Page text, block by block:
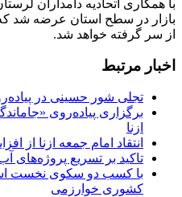
بازار در سطح استان عرضه شد
از سر گرفته خواهد شد.
اخبار مرتبط
تجلی شور حسینی در
برگزاری پیاده‌روی
ازنا
انتقاد امام جمعه ازنا از
تاکید بر تسریع پروژه‌های
با کسب دو سکوی نخست
کشوری خوارزمی